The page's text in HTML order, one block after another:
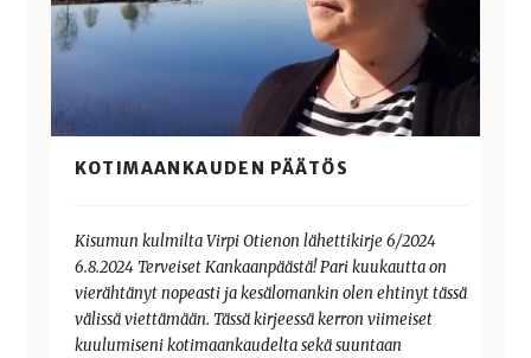
KOTIMAANKAUDEN PÄÄTÖS
Kisumun kulmilta Virpi Otienon lähettikirje 6/2024
6.8.2024 Terveiset Kankaanpäästä! Pari kuukautta on
vierähtänyt nopeasti ja kesälomankin olen ehtinyt tässä
välissä viettämään. Tässä kirjeessä kerron viimeiset
kuulumiseni kotimaankaudelta sekä suuntaan